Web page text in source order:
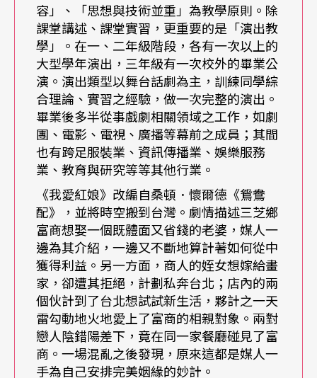
但我們希望達成『窮人也應該有權利學習藝術』的
教育理想！」
莊敬高職表演藝術科老師陳佳琳則說：「除了戲劇
專業外，我們更著重讓學生認知到，戲劇是關於
『人類行為』的學習。」莊敬高職表演藝術科要求
學生在二年級時必修街頭表演課程：「這是為了訓
練學生與大眾近距離接觸的即時反應能力，也增加
學生走進人群的機會；是個訓練過程，而非終極目
標。據我們觀察，經此訓練，的確培養出學生不錯
的現場應變膽識；對應於此，學校也針對亟須良好
現場反應能力的『主持人』工作領域加強訓練，像
校內各科成果發表，都由戲劇科學生擔任主持；讓
學生得到成就感外，也更能接軌校外表演相關工
作，而非僅限於劇場一途。」
容」、「思想與技術並重」為教學原則。除
課堂講述、課堂實習，更重要的是「演出教
學」。在一、二年級階段，各有一次以上的
大型學年演出，三年級有一次校外的畢業公
演。演出類型以舞台話劇為主，訓練同學綜
合理論、實習之經驗，做一次完整的演出。
畢業後多半從事戲劇相關領域之工作，如劇
團、電影、電視、廣播等幕前之成員；其間
也有跨足服裝業、資訊傳播業、娛樂服務
業、教育與研究等等其他行業。
《我愛紅娘》改編自桑頓．懷爾德《鴛鴦
配》，並將時空搬到台灣。劇情描述三芝鄉
富商想娶一個既體面又省錢的老婆，媒人一
邊為其介紹，一邊又不斷地算計著如何從中
獲得利益。另一方面，商人的姪女想嫁給畫
家，卻遭其拒絕，計劃私奔台北；店內的兩
個伙計到了台北想試試新生活，夥計之一天
雷勾動地火地愛上了富商的相親對象。兩對
戀人陰錯陽差下，竟在同一家餐廳碰見了富
商。一場混亂之後發現，原來這都是媒人一
手為自己安排完美姻緣的妙計。